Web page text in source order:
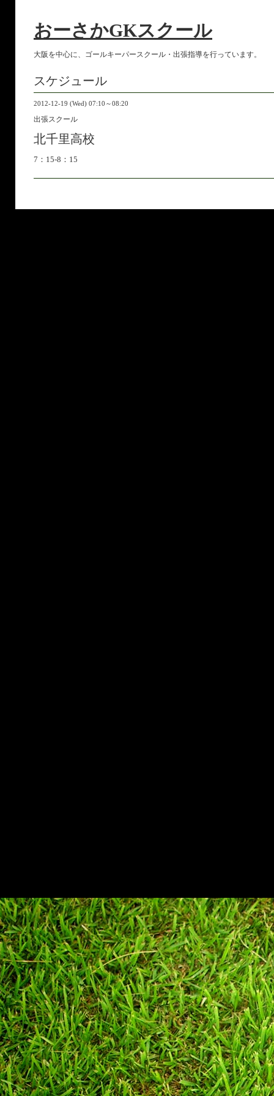
おーさかGKスクール
大阪を中心に、ゴールキーパースクール・出張指導を行っています。
スケジュール
2012-12-19 (Wed) 07:10～08:20
出張スクール
北千里高校
7：15-8：15